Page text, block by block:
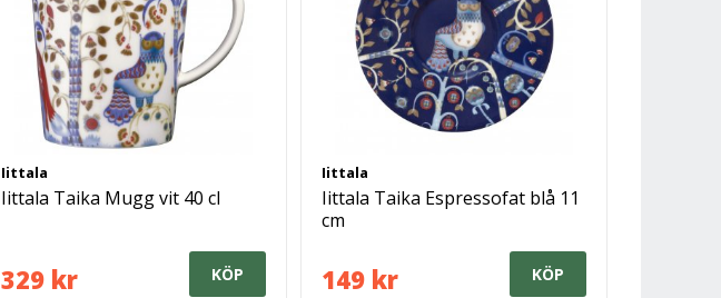
Iittala
Iittala Taika Mugg vit 40 cl
329 kr KÖP
Iittala
Iittala Taika Espressofat blå 11
cm
149 kr KÖP